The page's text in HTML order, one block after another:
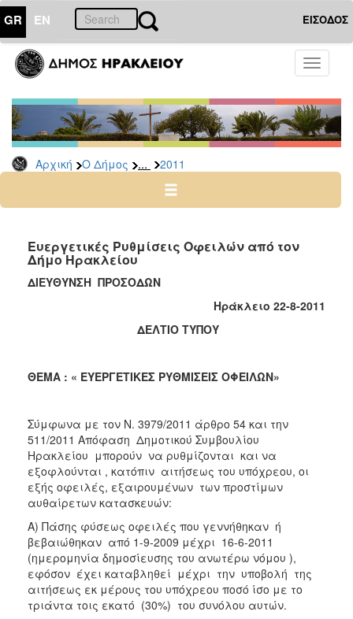
GR EN ΕΙΣΟΔΟΣ
Toggle
Αρχική Ο Δήμος ... 2011
ΔΗΜΟΣ
Δελτία
Τύπου
Αρχείο
2026
2024
2022
2021
2017
2015
2013
2012
2011
2010
2006
Ευεργετικές Ρυθμίσεις Οφειλών από τον
Δήμο Ηρακλείου
ΔΙΕΥΘΥΝΣΗ ΠΡΟΣΟΔΩΝ
Ηράκλειο 22-8-2011
ΔΕΛΤΙΟ ΤΥΠΟΥ
ΘΕΜΑ : « ΕΥΕΡΓΕΤΙΚΕΣ ΡΥΘΜΙΣΕΙΣ ΟΦΕΙΛΩΝ»
Σύμφωνα με τον Ν. 3979/2011 άρθρο 54 και την
511/2011 Απόφαση Δημοτικού Συμβουλίου
Ηρακλείου μπορούν να ρυθμίζονται και να
εξοφλούνται , κατόπιν αιτήσεως του υπόχρεου, οι
εξής οφειλές, εξαιρουμένων των προστίμων
αυθαίρετων κατασκευών:
Α) Πάσης φύσεως οφειλές που γεννήθηκαν ή
βεβαιώθηκαν από 1-9-2009 μέχρι 16-6-2011
(ημερομηνία δημοσίευσης του ανωτέρω νόμου ),
εφόσον έχει καταβληθεί μέχρι την υποβολή της
αιτήσεως εκ μέρους του υπόχρεου ποσό ίσο με το
τριάντα τοις εκατό (30%) του συνόλου αυτών.